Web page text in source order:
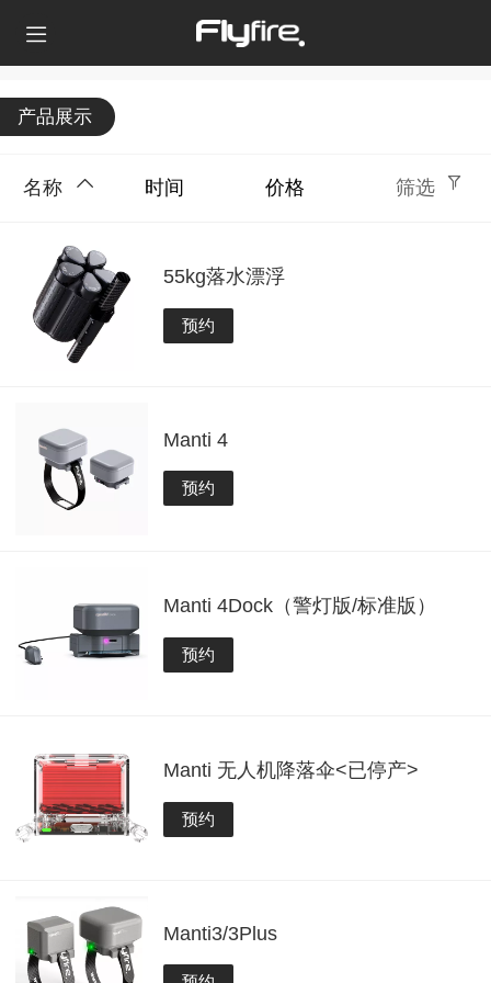
产品展示
名称 时间 价格 筛选
55kg落水漂浮
预约
Manti 4
预约
Manti 4Dock（警灯版/标准版）
预约
Manti 无人机降落伞<已停产>
预约
Manti3/3Plus